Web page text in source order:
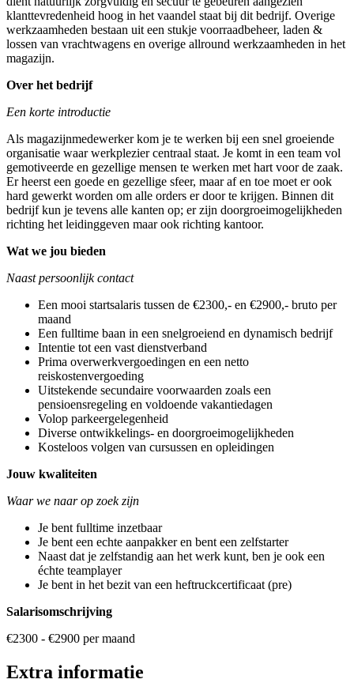
klanttevredenheid hoog in het vaandel staat bij dit bedrijf. Overige
werkzaamheden bestaan uit een stukje voorraadbeheer, laden &
lossen van vrachtwagens en overige allround werkzaamheden in het
magazijn.
Over het bedrijf
Een korte introductie
Als magazijnmedewerker kom je te werken bij een snel groeiende
organisatie waar werkplezier centraal staat. Je komt in een team vol
gemotiveerde en gezellige mensen te werken met hart voor de zaak.
Er heerst een goede en gezellige sfeer, maar af en toe moet er ook
hard gewerkt worden om alle orders er door te krijgen. Binnen dit
bedrijf kun je tevens alle kanten op; er zijn doorgroeimogelijkheden
richting het leidinggeven maar ook richting kantoor.
Wat we jou bieden
Naast persoonlijk contact
Een mooi startsalaris tussen de €2300,- en €2900,- bruto per
maand
Een fulltime baan in een snelgroeiend en dynamisch bedrijf
Intentie tot een vast dienstverband
Prima overwerkvergoedingen en een netto
reiskostenvergoeding
Uitstekende secundaire voorwaarden zoals een
pensioensregeling en voldoende vakantiedagen
Volop parkeergelegenheid
Diverse ontwikkelings- en doorgroeimogelijkheden
Kosteloos volgen van cursussen en opleidingen
Jouw kwaliteiten
Waar we naar op zoek zijn
Je bent fulltime inzetbaar
Je bent een echte aanpakker en bent een zelfstarter
Naast dat je zelfstandig aan het werk kunt, ben je ook een
échte teamplayer
Je bent in het bezit van een heftruckcertificaat (pre)
Salarisomschrijving
€2300 - €2900 per maand
Extra informatie